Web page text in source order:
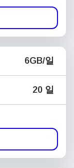
6GB/일
20 일